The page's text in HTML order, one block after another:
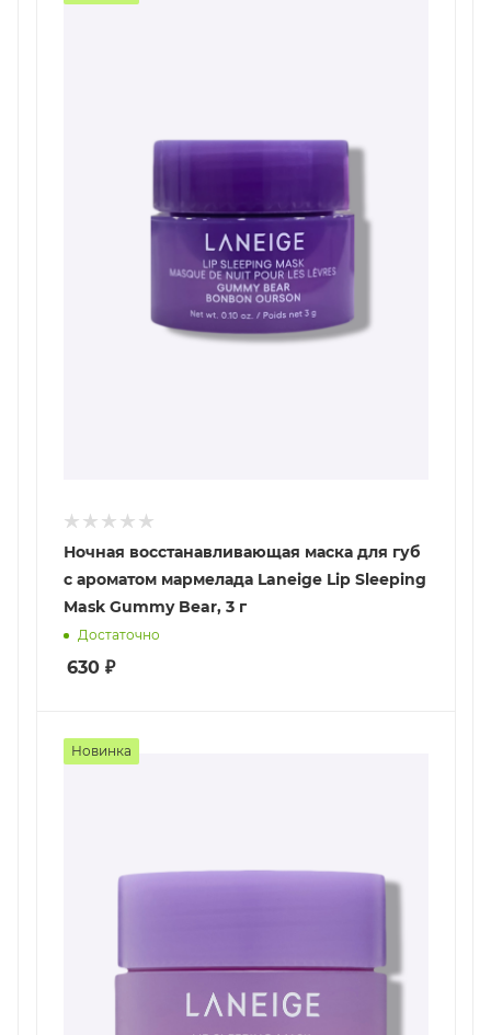
Ночная восстанавливающая маска для губ
с ароматом мармелада Laneige Lip Sleeping
Mask Gummy Bear, 3 г
Достаточно
630 ₽
Новинка